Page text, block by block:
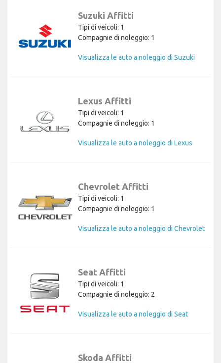
Suzuki Affitti
Tipi di veicoli: 1
Compagnie di noleggio: 1
Visualizza le auto a noleggio di Suzuki
Lexus Affitti
Tipi di veicoli: 1
Compagnie di noleggio: 1
Visualizza le auto a noleggio di Lexus
Chevrolet Affitti
Tipi di veicoli: 1
Compagnie di noleggio: 1
Visualizza le auto a noleggio di Chevrolet
Seat Affitti
Tipi di veicoli: 1
Compagnie di noleggio: 2
Visualizza le auto a noleggio di Seat
Skoda Affitti